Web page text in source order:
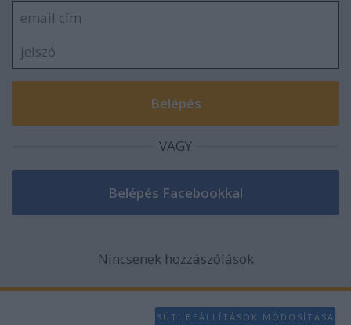
VAGY
Nincsenek hozzászólások
SÜTI BEÁLLÍTÁSOK MÓDOSÍTÁSA